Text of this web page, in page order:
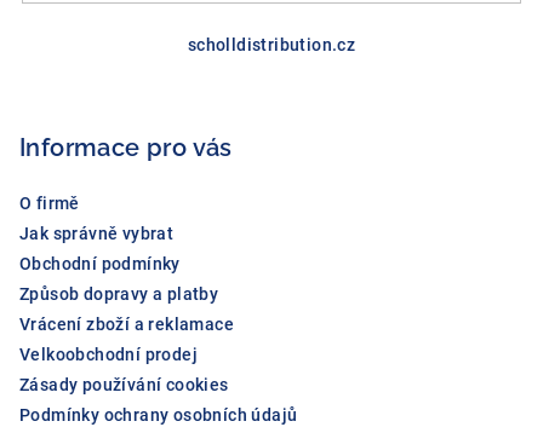
scholldistribution.cz
Informace pro vás
O firmě
Jak správně vybrat
Obchodní podmínky
Způsob dopravy a platby
Vrácení zboží a reklamace
Velkoobchodní prodej
Zásady používání cookies
Podmínky ochrany osobních údajů